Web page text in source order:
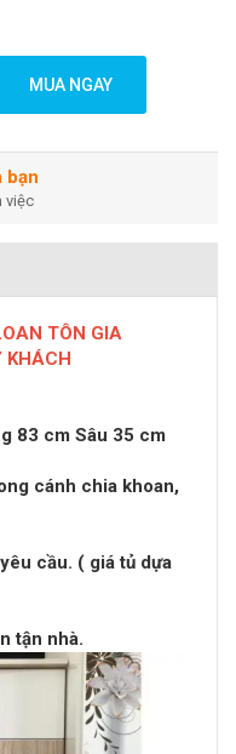
MUA NGAY
bạn
việc
TÔN GIA
KHÁCH
83 cm Sâu 35 cm
cánh chia khoan,
cầu. ( giá tủ dựa
tận nhà.